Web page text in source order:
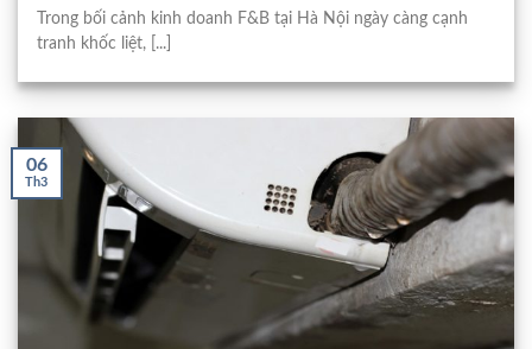
Trong bối cảnh kinh doanh F&B tại Hà Nội ngày càng cạnh
tranh khốc liệt, [...]
06
Th3